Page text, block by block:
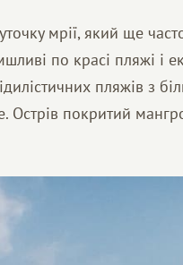
мрії, який ще
по красі пляжі і
пляжів з
Острів покритий